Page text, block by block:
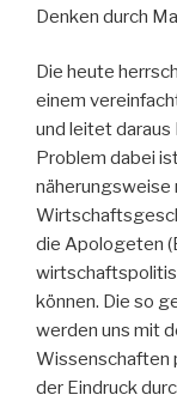
Denken durch
Die heute
einem
und leitet daraus
Problem dabei
näherungsweise
die Apologeten
können. Die so
werden uns mit
Wissenschaften
der Eindruck